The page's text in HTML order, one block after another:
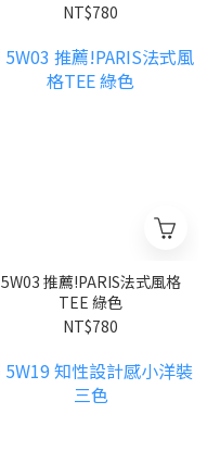
NT$780
5W03 推薦!PARIS法式風格
TEE 綠色
NT$780